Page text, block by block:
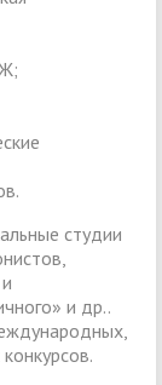
студии
и др..